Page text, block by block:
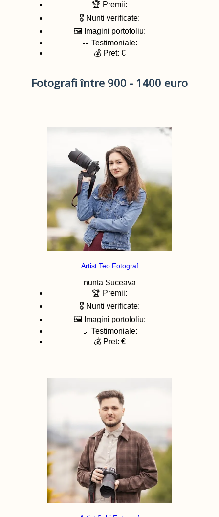
🏆 Premii:
🎖️ Nunti verificate:
🖼️ Imagini portofoliu:
💬 Testimoniale:
💰 Pret: €
Fotografi între 900 - 1400 euro
Artist Teo Fotograf
nunta Suceava
🏆 Premii:
🎖️ Nunti verificate:
🖼️ Imagini portofoliu:
💬 Testimoniale:
💰 Pret: €